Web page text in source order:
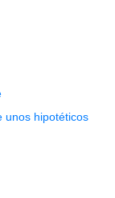
unos hipotéticos